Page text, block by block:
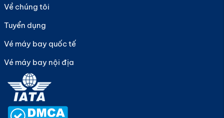
Về chúng tôi
Tuyển dụng
Vé máy bay quốc tế
Vé máy bay nội địa